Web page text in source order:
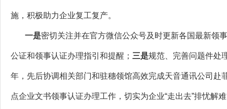
施，积极助力企业复工复产。
一是密切关注并在官方微信公众号及时更新各国最新领
公证和领事认证办理指引和提醒； 三是规范、完善问题件处
年，先后协调相关部门和驻穗领馆高效完成天音通讯公司
点企业文书领事认证办理工作，切实为企业“走出去”排忧解